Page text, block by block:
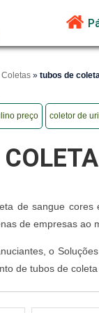
» tubos de
preço coletor de
de sangue
de empresas ao
o
de tubos de